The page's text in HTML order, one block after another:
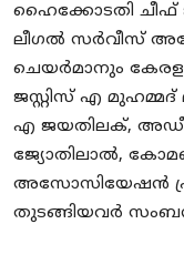
ഹൈക്കോടതി ചീഫ്
ലീഗൽ സർവീസ്
ചെയർമാനും
ജസ്റ്റിസ് എ
എ ജയതിലക്,
ജ്യോതിലാൽ,
അസോസിയേഷൻ
തുടങ്ങിയവർ